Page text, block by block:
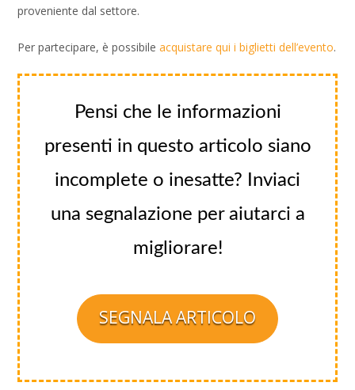
proveniente dal settore.
Per partecipare, è possibileacquistare qui i biglietti dell’evento.
Pensi che le informazioni
presenti in questo articolo siano
incomplete o inesatte? Inviaci
una segnalazione per aiutarci a
migliorare!
SEGNALA ARTICOLO